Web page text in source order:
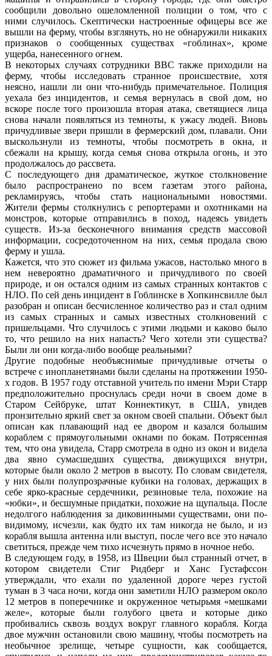
сообщили довольно ошеломленной полиции о том, что с
ними случилось. Скептически настроенные офицеры все же
вышли на ферму, чтобы взглянуть, но не обнаружили никаких
признаков о сообщенных существах «гоблинах», кроме
ущерба, нанесенного огнем.
В некоторых случаях сотрудники ВВС также приходили на
ферму, чтобы исследовать странное происшествие, хотя
неясно, нашли ли они что-нибудь примечательное. Полиция
уехала без инцидентов, и семья вернулась в свой дом, но
вскоре после того произошла вторая атака, светящиеся лица
снова начали появляться из темноты, к ужасу людей. Вновь
причудливые звери пришли в фермерский дом, плавали. Они
выскользнули из темноты, чтобы посмотреть в окна, и
сбежали на крышу, когда семья снова открыла огонь, и это
продолжалось до рассвета.
С последующего дня драматическое, жуткое столкновение
было распространено по всем газетам этого района,
рекламируясь, чтобы стать национальными новостями.
Жители фермы столкнулись с репортерами и охотниками на
монстров, которые отправились в поход, надеясь увидеть
существ. Из-за бесконечного внимания средств массовой
информации, сосредоточенном на них, семья продала свою
ферму и ушла.
Кажется, что это сюжет из фильма ужасов, настолько много в
нем невероятно драматичного и причудливого по своей
природе, и он остался одним из самых странных контактов с
НЛО. По сей день инцидент в Гоблинске в Хопкинсвилле был
разобран и описан бесчисленное количество раз и стал одним
из самых странных и самых известных столкновений с
пришельцами. Что случилось с этими людьми и каково было
то, что решило на них напасть? Чего хотели эти существа?
Были ли они когда-либо вообще реальными?
Другие подобные необъяснимые причудливые отчеты о
встрече с инопланетянами были сделаны на протяжении 1950-
х годов. В 1957 году отставной учитель по имени Мэри Старр
предположительно проснулась среди ночи в своем доме в
Старом Сейбруке, штат Коннектикут, в США, увидев
пронзительно яркий свет за окном своей спальни. Объект был
описан как плавающий над ее двором и казался большим
кораблем с прямоугольными окнами по бокам. Потрясенная
тем, что она увидела, Старр смотрела в одно из окон и видела
два явно сумасшедших существа, движущихся внутри,
которые были около 2 метров в высоту. По словам свидетеля,
у них были полупрозрачные кубики на головах, держащих в
себе ярко-красные сердечники, резиновые тела, похожие на
«юбки», и бесшумные придатки, похожие на щупальца. После
недолгого наблюдения за диковинными существами, они по-
видимому, исчезли, как будто их там никогда не было, и из
корабля вышла антенна или выступ, после чего все это начало
светиться, прежде чем тихо исчезнуть прямо в ночное небо.
В следующем году, в 1958, из Швеции был странный отчет, в
котором свидетели Стиг Ридберг и Ханс Густафссон
утверждали, что ехали по удаленной дороге через густой
туман в 3 часа ночи, когда они заметили НЛО размером около
12 метров в поперечнике и окруженное четырьмя «мешками
желе», которые были голубого цвета и которые дико
пробивались сквозь воздух вокруг главного корабля. Когда
двое мужчин остановили свою машину, чтобы посмотреть на
необычное зрелище, четыре сущности, как сообщается,